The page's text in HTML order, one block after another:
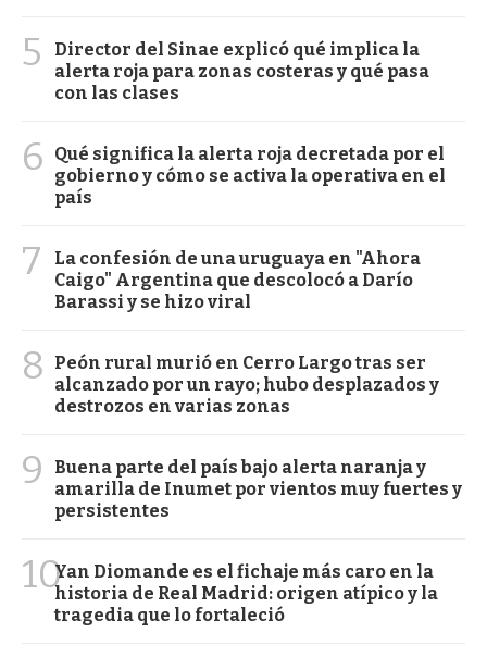
5
Director del Sinae explicó qué implica la
alerta roja para zonas costeras y qué pasa
con las clases
6
Qué significa la alerta roja decretada por el
gobierno y cómo se activa la operativa en el
país
7
La confesión de una uruguaya en "Ahora
Caigo" Argentina que descolocó a Darío
Barassi y se hizo viral
8
Peón rural murió en Cerro Largo tras ser
alcanzado por un rayo; hubo desplazados y
destrozos en varias zonas
9
Buena parte del país bajo alerta naranja y
amarilla de Inumet por vientos muy fuertes y
persistentes
10Yan Diomande es el fichaje más caro en la
historia de Real Madrid: origen atípico y la
tragedia que lo fortaleció